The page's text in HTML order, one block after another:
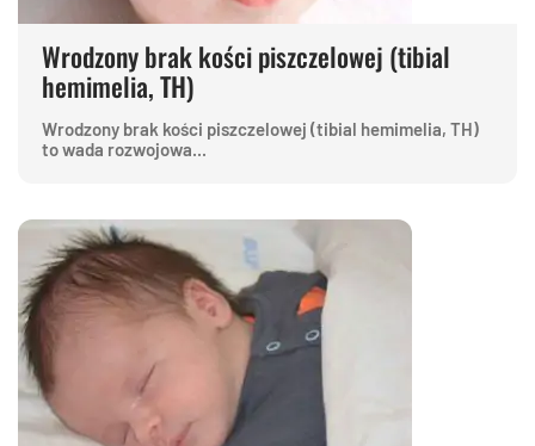
Wrodzony brak kości piszczelowej (tibial
hemimelia, TH)
Wrodzony brak kości piszczelowej (tibial hemimelia, TH)
to wada rozwojowa...